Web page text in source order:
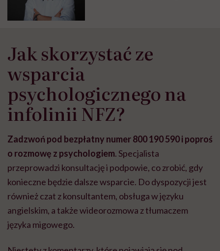
Jak skorzystać ze
wsparcia
psychologicznego na
infolinii NFZ?
Zadzwoń pod bezpłatny numer 800 190 590 i poproś
o rozmowę z psychologiem. Specjalista
przeprowadzi konsultację i podpowie, co zrobić, gdy
konieczne będzie dalsze wsparcie. Do dyspozycji jest
również czat z konsultantem, obsługa w języku
angielskim, a także wideorozmowa z tłumaczem
języka migowego.